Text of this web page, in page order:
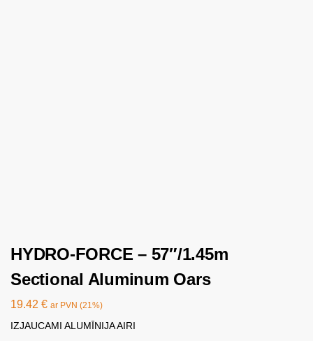
HYDRO-FORCE – 57″/1.45m
Sectional Aluminum Oars
19.42 € ar PVN (21%)
IZJAUCAMI ALUMĪNIJA AIRI